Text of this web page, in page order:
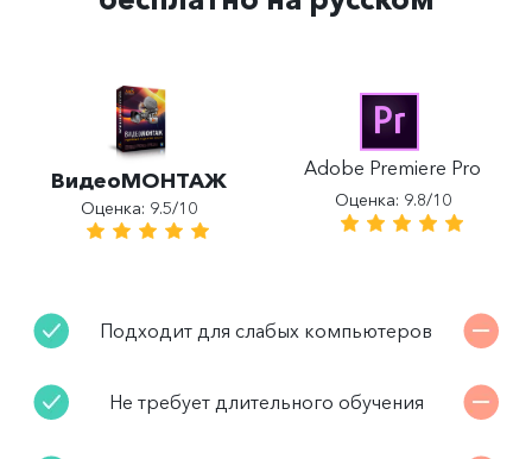
ВидеоМОНТАЖ
Оценка: 9.5/10
Adobe Premiere Pro
Оценка: 9.8/10
Подходит для слабых компьютеров
Не требует длительного обучения